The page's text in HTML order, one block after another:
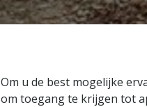
Om u de best mogelijke
om toegang te krijgen tot